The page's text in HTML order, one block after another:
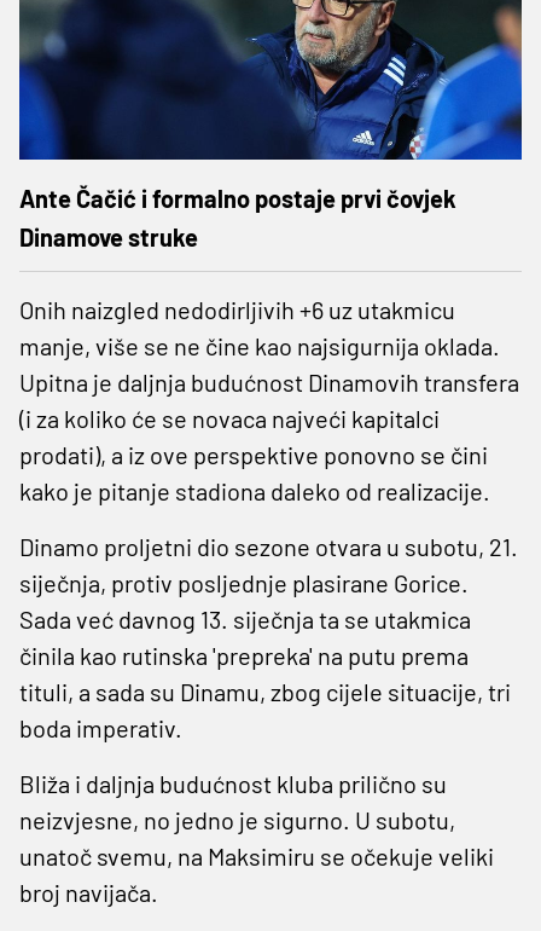
Ante Čačić i formalno postaje prvi čovjek
Dinamove struke
Onih naizgled nedodirljivih +6 uz utakmicu
manje, više se ne čine kao najsigurnija oklada.
Upitna je daljnja budućnost Dinamovih transfera
(i za koliko će se novaca najveći kapitalci
prodati), a iz ove perspektive ponovno se čini
kako je pitanje stadiona daleko od realizacije.
Dinamo proljetni dio sezone otvara u subotu, 21.
siječnja, protiv posljednje plasirane Gorice.
Sada već davnog 13. siječnja ta se utakmica
činila kao rutinska 'prepreka' na putu prema
tituli, a sada su Dinamu, zbog cijele situacije, tri
boda imperativ.
Bliža i daljnja budućnost kluba prilično su
neizvjesne, no jedno je sigurno. U subotu,
unatoč svemu, na Maksimiru se očekuje veliki
broj navijača.